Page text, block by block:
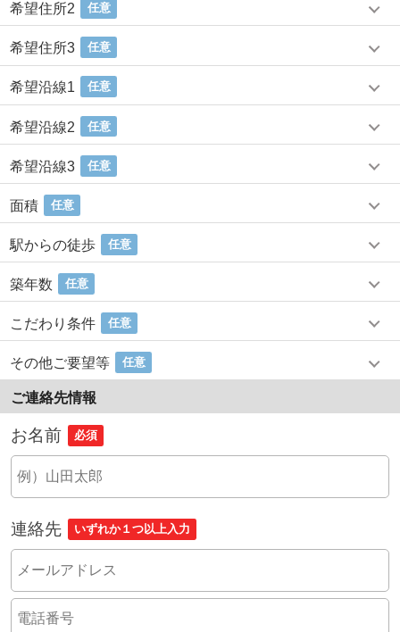
希望住所2 任意
希望住所3 任意
希望沿線1 任意
希望沿線2 任意
希望沿線3 任意
面積 任意
駅からの徒歩 任意
築年数 任意
こだわり条件 任意
その他ご要望等 任意
ご連絡先情報
お名前 必須
連絡先 いずれか１つ以上入力